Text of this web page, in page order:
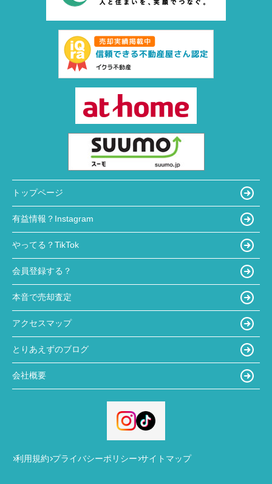
トップページ
有益情報？Instagram
やってる？TikTok
会員登録する？
本音で売却査定
アクセスマップ
とりあえずのブログ
会社概要
利用規約 プライバシーポリシー サイトマップ